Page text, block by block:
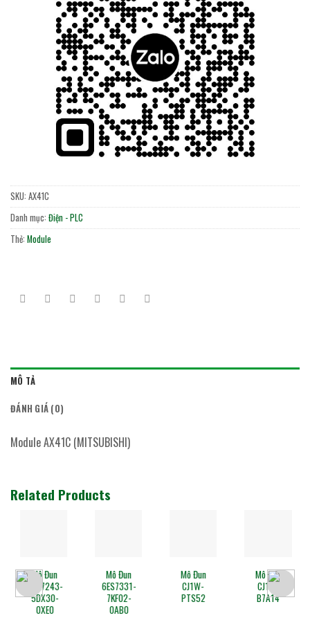
SKU: AX41C
Danh mục: Điện - PLC
Thẻ: Module
MÔ TẢ
ĐÁNH GIÁ (0)
Module AX41C (MITSUBISHI)
Related Products
Mô Đun
6GK7243-
5DX30-
0XE0
Mô Đun
6ES7331-
7KF02-
0AB0
Mô Đun
CJ1W-
PTS52
Mô Đun
CJ1W-
B7A14